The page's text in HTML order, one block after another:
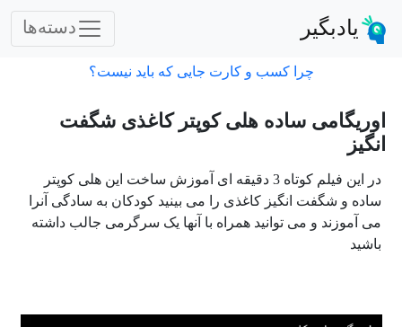
یادبگیر دسته‌ها
چرا کسب و کارت جایی که باید نیست؟
اوریگامی ساده هلی کوپتر کاغذی شگفت
انگیز
در این فیلم کوتاه 3 دقیقه ای آموزش ساخت این هلی کوپتر
ساده و شگفت انگیز کاغذی را می بینید کودکان به سادگی آنرا
می آموزند و می توانید همراه با آنها یک سرگرمی جالب داشته
باشید